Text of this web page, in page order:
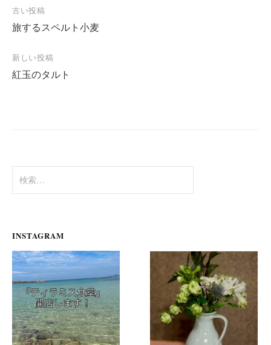
投
稿
ナ
ビ
ゲ
古い投稿
旅するスペルト小麦
新しい投稿
紅玉のタルト
索:
INSTAGRAM